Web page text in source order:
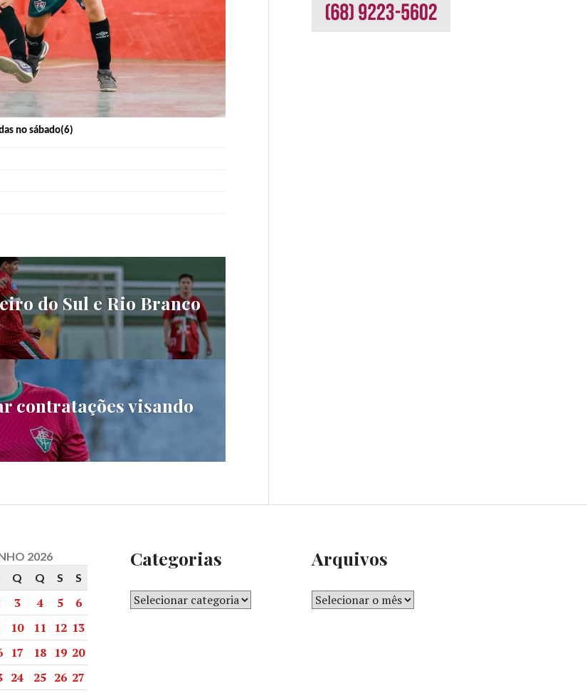
no sábado(6)
do Sul e Rio Branco
contratações visando
2026
Q Q S S
3 4 5
6
10 11 12 13
17 18 19 20
24 25 26 27
Categorias Arquivos